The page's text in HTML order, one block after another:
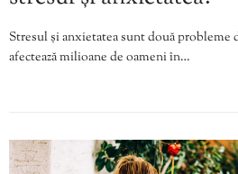
Stresul și anxietatea sunt două probleme
afectează milioane de oameni în…